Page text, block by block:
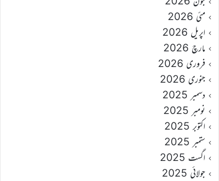
مئی 2026
اپریل 2026
مارچ 2026
فروری 2026
جنوری 2026
دسمبر 2025
نومبر 2025
اکتوبر 2025
ستمبر 2025
اگست 2025
جولائی 2025